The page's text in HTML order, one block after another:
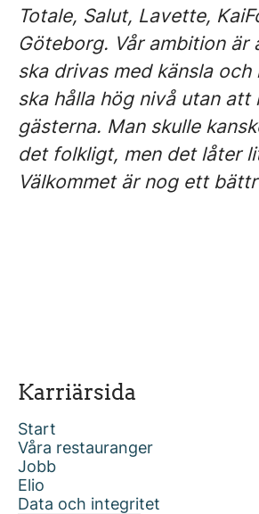
Totale, Salut, Lavette,
Göteborg. Vår ambition är
ska drivas med känsla
ska hålla hög nivå utan att
gästerna. Man skulle
det folkligt, men det låter
Välkommet är nog ett
Karriärsida
Start
Våra restauranger
Jobb
Elio
Data och integritet